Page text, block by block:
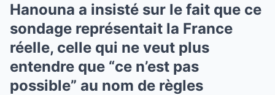
Hanouna a insisté sur le fait que ce
sondage représentait la France
réelle, celle qui ne veut plus
entendre que “ce n’est pas
possible” au nom de règles